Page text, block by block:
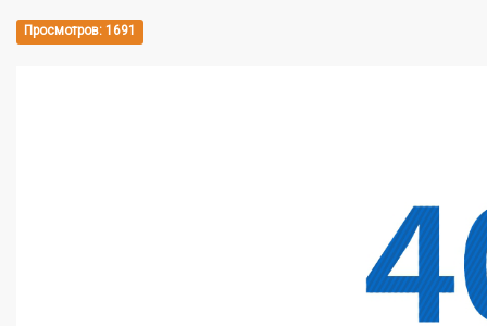
Просмотров: 1691